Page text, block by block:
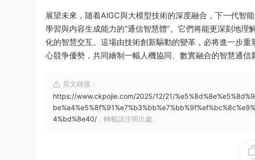
展望未來，随着AIGC與大模型技術的深度融合，下一代智
學習與内容生成能力的“通信智慧體”。它們将能更深刻地
化的智慧交互。這場由技術創新驅動的變革，必将進一步
心競争優勢，共同繪制一幅人機協同、數實融合的智慧通信
原文鏈接：
https://www.ckpojie.com/2025/12/21/
4%bd%8e40/ ，轉載請注明出處。